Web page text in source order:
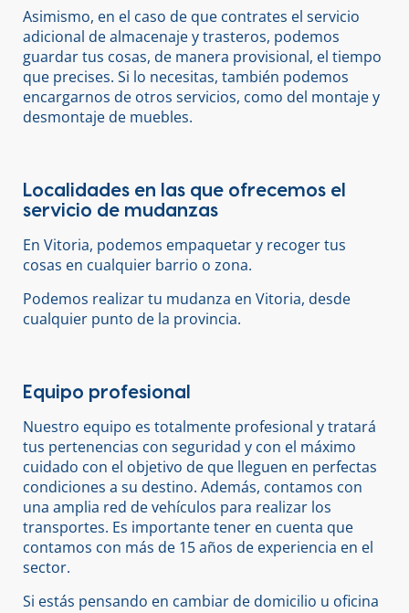
Asimismo, en el caso de que contrates el servicio
adicional de almacenaje y trasteros, podemos
guardar tus cosas, de manera provisional, el tiempo
que precises. Si lo necesitas, también podemos
encargarnos de otros servicios, como del montaje y
desmontaje de muebles.
Localidades en las que ofrecemos el
servicio de mudanzas
En Vitoria, podemos empaquetar y recoger tus
cosas en cualquier barrio o zona.
Podemos realizar tu mudanza en Vitoria, desde
cualquier punto de la provincia.
Equipo profesional
Nuestro equipo es totalmente profesional y tratará
tus pertenencias con seguridad y con el máximo
cuidado con el objetivo de que lleguen en perfectas
condiciones a su destino. Además, contamos con
una amplia red de vehículos para realizar los
transportes. Es importante tener en cuenta que
contamos con más de 15 años de experiencia en el
sector.
Si estás pensando en cambiar de domicilio u oficina